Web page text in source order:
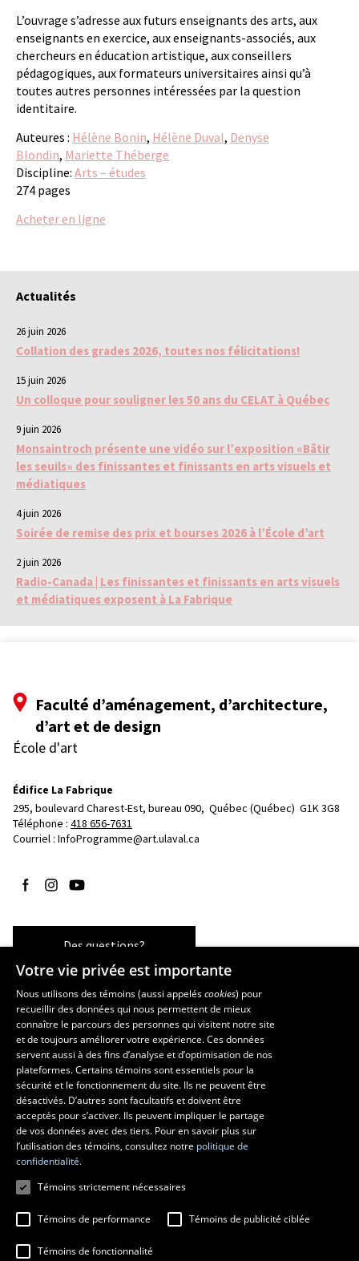
L’ouvrage s’adresse aux futurs enseignants des arts, aux
enseignants en exercice, aux enseignants-associés, aux
chercheurs en éducation artistique, aux conseillers
pédagogiques, aux formateurs universitaires ainsi qu’à
toutes autres personnes intéressées par la question
identitaire.
Auteures : Hélène Bonin, Hélène Duval, Denyse
Blondin, Mariette Théberge
Discipline: Arts – études
274 pages
Acheter en ligne
Actualités
26 juin 2026
Collation des grades 2026, toutes nos félicitations!
15 juin 2026
Un colloque pour souligner les 50 ans du CELAT à Québec
9 juin 2026
Monsaintroch présente une vidéo sur l’exposition «Bâtir
les seuils» des finissantes et finissants en arts visuels et
médiatiques
4 juin 2026
Soirée de remise des prix et bourses 2026 à l’École d’art
2 juin 2026
Radio-Canada | Les finissantes et finissants en arts visuels
et médiatiques exposent à La Fabrique
Faculté d’aménagement, d’architecture,
d’art et de design
École d'art
Édifice La Fabrique
295, boulevard Charest-Est, bureau 090, Québec (Québec)  G1K 3G8
Téléphone : 418 656-7631
Courriel : InfoProgramme@art.ulaval.ca
Suivez-nous sur Facebook
Suivez-nous sur Instagram
Suivez-nous sur YouTube
Des questions?
Les écoles et la recherche
École supérieure d’aménagement du territoire et de développement
régional
École d’architecture
École de design
Centre de recherche en aménagement et développement
Votre vie privée est importante
Nous utilisons des témoins (aussi appeléscookies) pour
recueillir des données qui nous permettent de mieux
connaître le parcours des personnes qui visitent notre site
et de toujours améliorer votre expérience. Ces données
servent aussi à des fins d’analyse et d’optimisation de nos
plateformes. Certains témoins sont essentiels pour la
sécurité et le fonctionnement du site. Ils ne peuvent être
désactivés. D’autres sont facultatifs et doivent être
acceptés pour s’activer. Ils peuvent impliquer le partage
de vos données avec des tiers. Pour en savoir plus sur
l’utilisation des témoins, consultez notre politique de
confidentialité.
Témoins strictement nécessaires
Témoins de performance Témoins de publicité ciblée
Témoins de fonctionnalité